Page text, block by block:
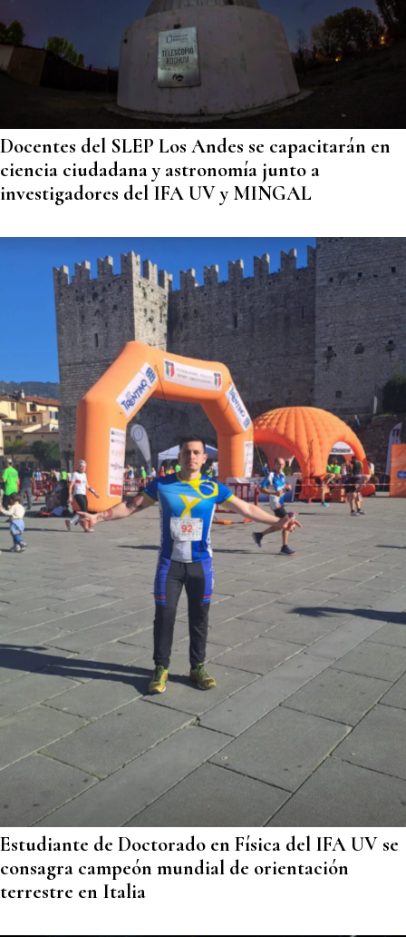
Docentes del SLEP Los Andes se capacitarán en
ciencia ciudadana y astronomía junto a
investigadores del IFA UV y MINGAL
Estudiante de Doctorado en Física del IFA UV se
consagra campeón mundial de orientación
terrestre en Italia